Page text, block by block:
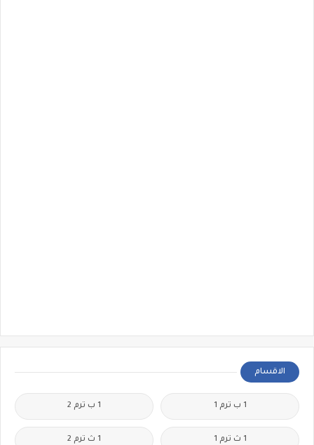
الاقسام
1 ب ترم 1 1 ب ترم 2
1 ث ترم 1 1 ث ترم 2